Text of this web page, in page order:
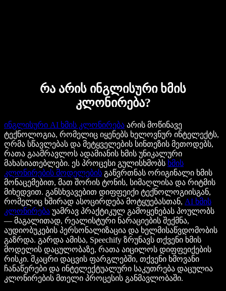
რა არის ინგლისური ხმის
კლონირება?
ინგლისური AI ხმის კლონირება არის მოწინავე
ტექნოლოგია, რომელიც იყენებს ხელოვნურ ინტელექტს,
ღრმა სწავლებას და მეტყველების სინთეზის მეთოდებს,
რათა გაამრავლოს ადამიანის ხმის უნიკალური
მახასიათებლები. ეს პროცესი გულისხმობს ხმის
კლონირების მოდელების გაწვრთნას ორიგინალი ხმის
მონაცემებით, მათ შორის ტონის, სიმაღლისა და რიტმის
მიხედვით. განსხვავებით დიფფეიქი ტექნოლოგიისგან,
რომელიც ხშირად ასოცირდება მოტყუებასთან, AI ხმის
კლონირება უამრავ პრაქტიკულ გამოყენებას პოულობს
— მაგალითად, რეალისტური ნარაციების შექმნა,
აუდიობუკების პერსონალიზაცია და ხელმისაწვდომობის
გაზრდა. გარდა ამისა, Speechify ზრუნავს თქვენი ხმის
მოდელის დაცულობაზე, რათა აიცილოს დიფფეიქების
რისკი. მკაცრი დაცვის ფარგლებში, თქვენი ხმოვანი
ჩანაწერები და ინტელექტუალური საკუთრება დაცულია
კლონირების მთელი პროცესის განმავლობაში.